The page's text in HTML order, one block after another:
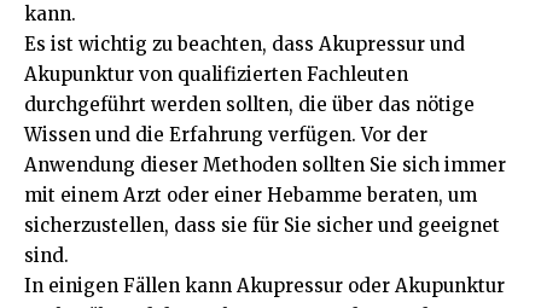
kann.
Es ist wichtig zu beachten, dass Akupressur und
Akupunktur von qualifizierten Fachleuten
durchgeführt werden sollten, die über das nötige
Wissen und die Erfahrung verfügen. Vor der
Anwendung dieser Methoden sollten Sie sich immer
mit einem Arzt oder einer Hebamme beraten, um
sicherzustellen, dass sie für Sie sicher und geeignet
sind.
In einigen Fällen kann Akupressur oder Akupunktur